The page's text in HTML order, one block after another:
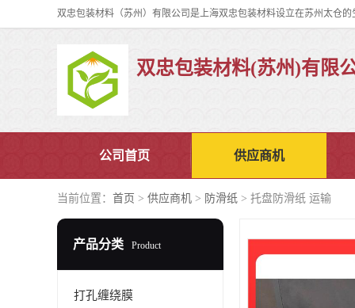
双忠包装材料(苏州)有限
公司首页 供应商机
当前位置： 首页 > 供应商机 > 防滑纸 > 托盘防滑纸 运输
产品分类 Product
打孔缠绕膜